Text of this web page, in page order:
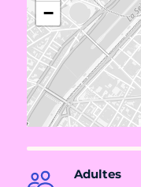
−
Adultes